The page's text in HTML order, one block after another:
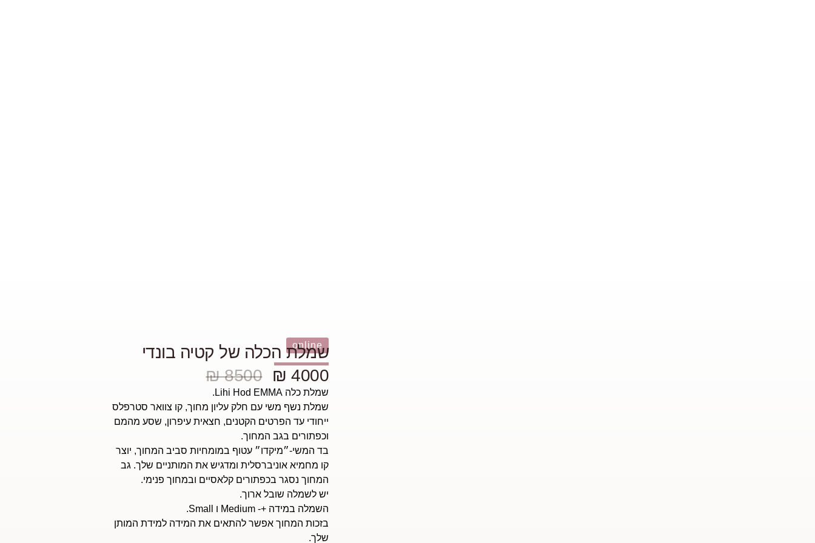
online
שמלת הכלה של קטיה בונדי
4000 ₪
8500 ₪
שמלת כלה Lihi Hod EMMA.
שמלת נשף משי עם חלק עליון מחוך, קו צוואר סטרפלס
ייחודי עד הפרטים הקטנים, חצאית עיפרון, שסע מהמם
וכפתורים בגב המחוך.
בד המשי-״מיקדו״ עטוף במומחיות סביב המחוך, יוצר
קו מחמיא אוניברסלית ומדגיש את המותניים שלך. גב
המחוך נסגר בכפתורים קלאסיים ובמחוך פנימי.
יש לשמלה שובל ארוך.
השמלה במידה +- Medium ו Small.
בזכות המחוך אפשר להתאים את המידה למידת המותן
שלך.